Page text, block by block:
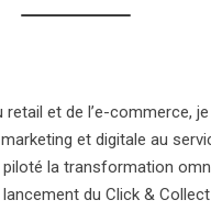
et de l’e-commerce,
et digitale au
piloté la transformation
lancement du Click &